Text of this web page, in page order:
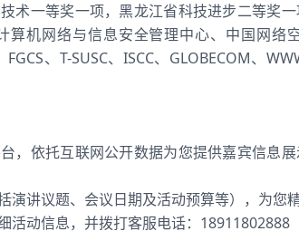
术一等奖一项，黑龙江省科技进步二等奖
机网络与信息安全管理中心、中国网络
、T-SUSC、ISCC、GLOBECOM、
，依托互联网公开数据为您提供嘉宾信息
讲议题、会议日期及活动预算等），为您
活动信息，并拨打客服电话：18911802888